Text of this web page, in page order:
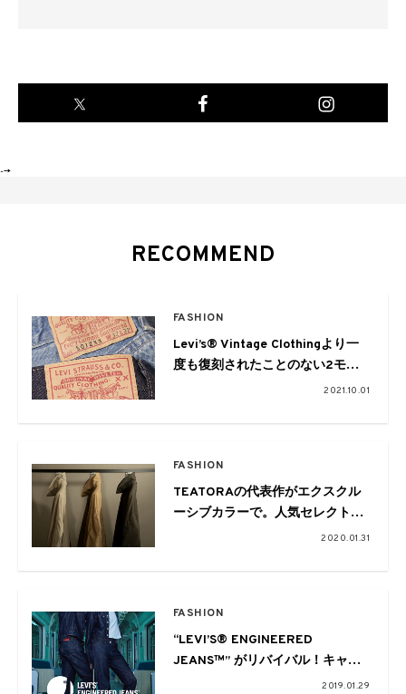
-->
RECOMMEND
FASHION
Levi’s® Vintage Clothingより一
度も復刻されたことのない2モデ
2021.10.01
FASHION
TEATORAの代表作がエクスクル
ーシブカラーで。人気セレクトシ
ョップ3社との別注モデルが登場
2020.01.31
FASHION
“LEVI’S® ENGINEERED
JEANS™” がリバイバル！キャン
ペーンに木村拓哉と中国出身のリ
2019.01.29